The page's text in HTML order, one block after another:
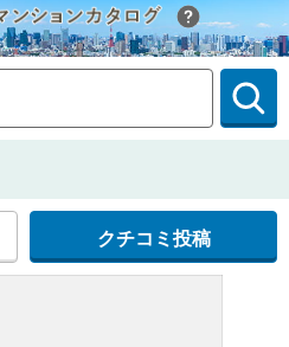
クチコミ投稿